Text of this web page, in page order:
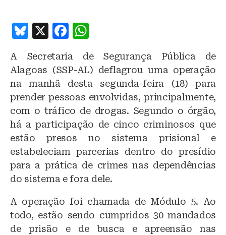
B
e
s
k
y
X
F
c
e
b
o
o
k
at
s
A
p
p
A Secretaria de Segurança Pública de
Alagoas (SSP-AL) deflagrou uma operação
na manhã desta segunda-feira (18) para
prender pessoas envolvidas, principalmente,
com o tráfico de drogas. Segundo o órgão,
há a participação de cinco criminosos que
estão presos no sistema prisional e
estabeleciam parcerias dentro do presídio
para a prática de crimes nas dependências
do sistema e fora dele.
A operação foi chamada de Módulo 5. Ao
todo, estão sendo cumpridos 30 mandados
de prisão e de busca e apreensão nas